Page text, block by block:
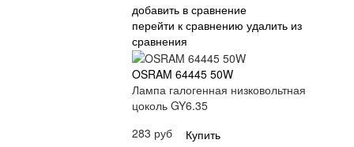
добавить в сравнение
перейти к сравнению удалить из
сравнения
OSRAM 64445 50W
Лампа галогенная низковольтная
цоколь GY6.35
283 руб
Купить